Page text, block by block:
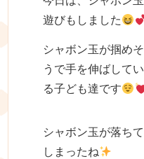
遊びもしました
シャボン玉が掴めそ
うで手を伸ばしてい
る子ども達です
シャボン玉が落ちて
しまったね